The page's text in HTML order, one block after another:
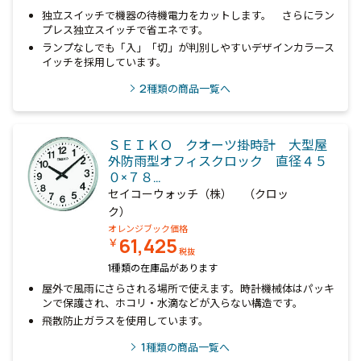
独立スイッチで機器の待機電力をカットします。 さらにラン
プレス独立スイッチで省エネです。
ランプなしでも「入」「切」が判別しやすいデザインカラース
イッチを採用しています。
2種類の商品一覧へ
ＳＥＩＫＯ クオーツ掛時計 大型屋
外防雨型オフィスクロック 直径４５
０×７８…
セイコーウォッチ（株） （クロッ
ク）
オレンジブック価格
￥ 61,425 税抜
1種類の在庫品があります
屋外で風雨にさらされる場所で使えます。時計機械体はパッキ
ンで保護され、ホコリ・水滴などが入らない構造です。
飛散防止ガラスを使用しています。
1種類の商品一覧へ